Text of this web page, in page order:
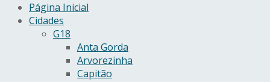
Página Inicial
Cidades
G18
Anta Gorda
Arvorezinha
Capitão